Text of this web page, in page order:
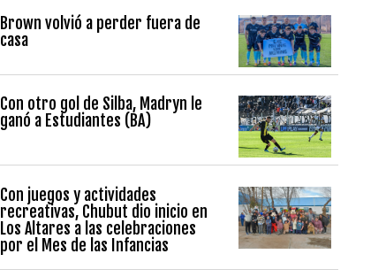
Brown volvió a perder fuera de
casa
Con otro gol de Silba, Madryn le
ganó a Estudiantes (BA)
Con juegos y actividades
recreativas, Chubut dio inicio en
Los Altares a las celebraciones
por el Mes de las Infancias